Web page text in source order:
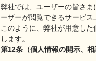
弊社では、ユーザーの皆さ
ーザーが閲覧できるサービ
このように、弊社が用意し
します。
第12条（個人情報の開示、相